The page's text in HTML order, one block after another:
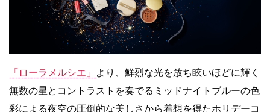
「ローラメルシエ」
より、鮮烈な光を放ち眩いほどに輝く
無数の星とコントラストを奏でるミッドナイトブルーの色
彩による夜空の圧倒的な美しさから着想を得たホリデーコ